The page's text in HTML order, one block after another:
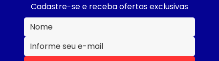
Cadastre-se e receba ofertas exclusivas